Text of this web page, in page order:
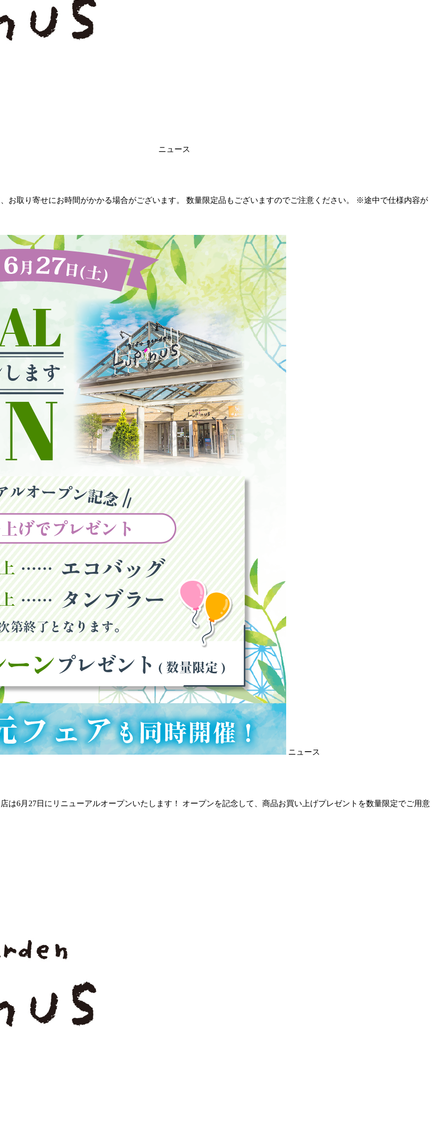
ニュース
お取り寄せにお時間がかかる場合がございます。 数量限定品もございますのでご注意ください。 ※途中で仕様内容が
ニュース
6月27日にリニューアルオープンいたします！ オープンを記念して、商品お買い上げプレゼントを数量限定でご用意